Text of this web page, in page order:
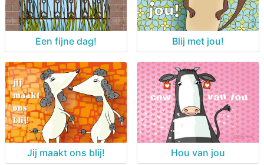
Een fijne dag! Blij met jou!
Jij maakt ons blij! Hou van jou